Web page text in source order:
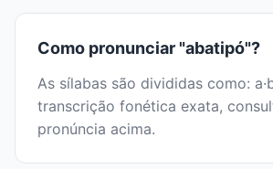
Como pronunciar "abatipó"?
As sílabas são divididas como:
transcrição fonética exata,
pronúncia acima.